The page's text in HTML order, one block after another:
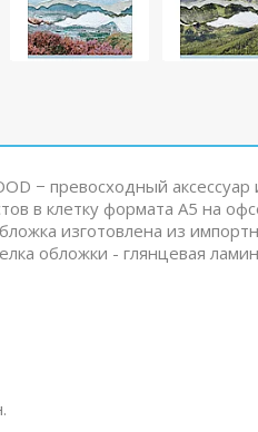
− превосходный
в клетку формата A5 на
изготовлена из
обложки - глянцевая